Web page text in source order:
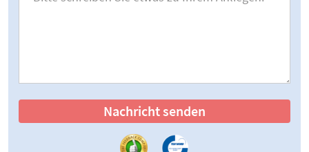
Nachricht senden